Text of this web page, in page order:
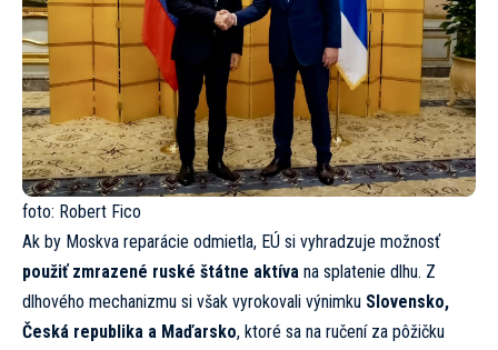
foto: Robert Fico
Ak by Moskva reparácie odmietla, EÚ si vyhradzuje možnosť
použiť zmrazené ruské štátne aktíva na splatenie dlhu. Z
dlhového mechanizmu si však vyrokovali výnimku Slovensko,
Česká republika a Maďarsko, ktoré sa na ručení za pôžičku